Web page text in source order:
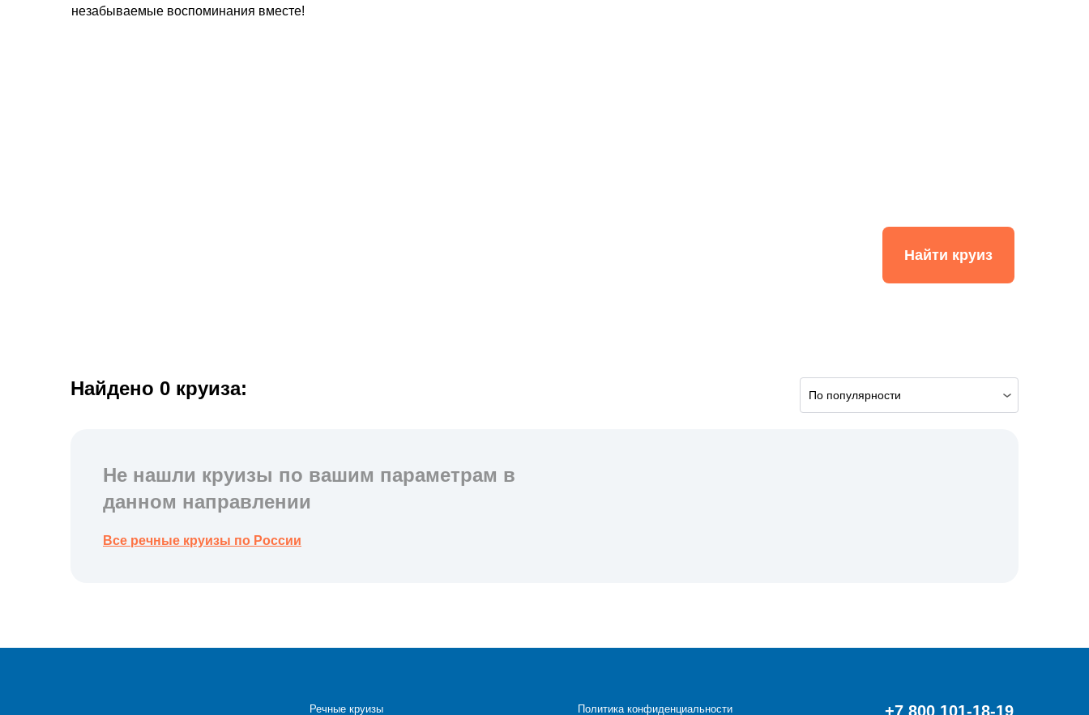
незабываемые воспоминания вместе!
Найти круиз
Найдено 0 круиза: По популярности
Не нашли круизы по вашим параметрам в
данном направлении
Все речные круизы по России
Речные круизы Политика конфиденциальности +7 800 101-18-19